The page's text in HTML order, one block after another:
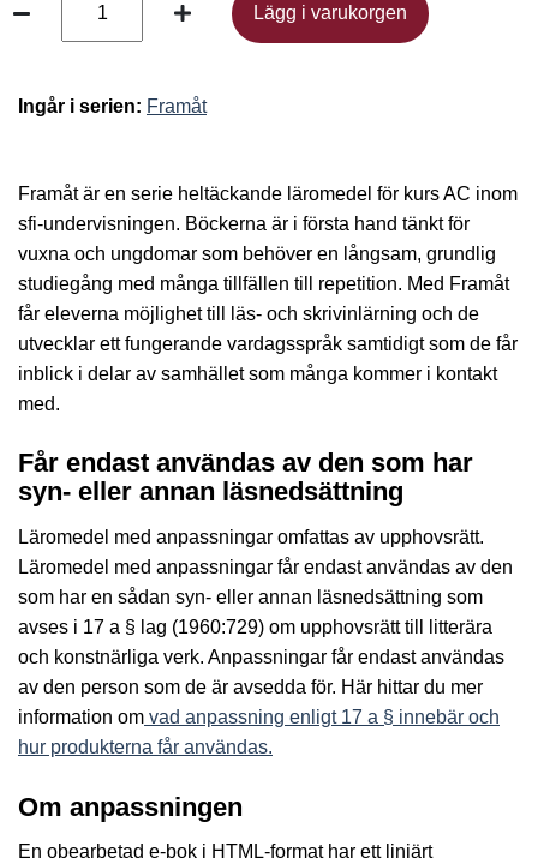
Lägg i varukorgen
Lägg i varukorgen
Ingår i serien: Framåt
Framåt är en serie heltäckande läromedel för kurs AC inom
sfi-undervisningen. Böckerna är i första hand tänkt för
vuxna och ungdomar som behöver en långsam, grundlig
studiegång med många tillfällen till repetition. Med Framåt
får eleverna möjlighet till läs-­ och skrivinlärning och de
utvecklar ett fungerande vardagsspråk samtidigt som de får
inblick i delar av samhället som många kommer i kontakt
med.
Får endast användas av den som har
syn- eller annan läsnedsättning
Läromedel med anpassningar omfattas av upphovsrätt.
Läromedel med anpassningar får endast användas av den
som har en sådan syn- eller annan läsnedsättning som
avses i 17 a § lag (1960:729) om upphovsrätt till litterära
och konstnärliga verk. Anpassningar får endast användas
av den person som de är avsedda för. Här hittar du mer
information om vad anpassning enligt 17 a § innebär och
hur produkterna får användas.
Om anpassningen
En obearbetad e-bok i HTML-format har ett linjärt